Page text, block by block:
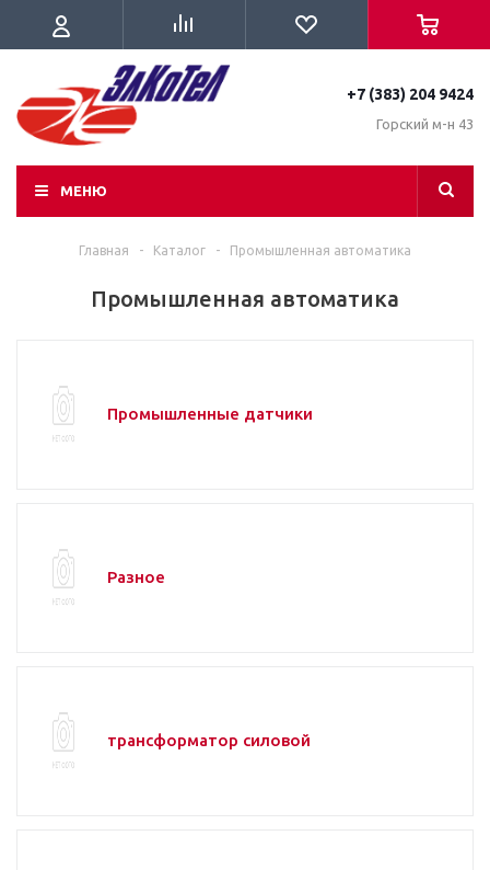
+7 (383) 204 9424
Горский м-н 43
МЕНЮ
Главная - Каталог - Промышленная автоматика
Промышленная автоматика
Промышленные датчики
Разное
трансформатор силовой